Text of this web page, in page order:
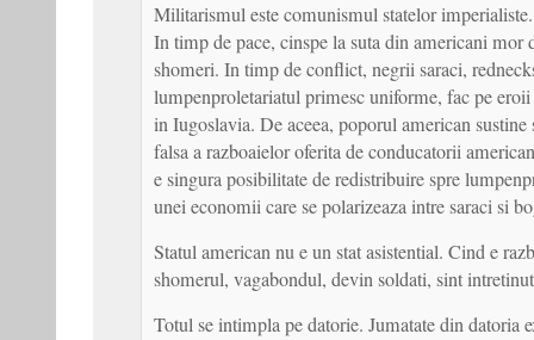
Militarismul este comunismul statelor imperialiste.
In timp de pace, cinspe la suta din americani mor
shomeri. In timp de conflict, negrii saraci,
lumpenproletariatul primesc uniforme, fac pe
in Iugoslavia. De aceea, poporul american
falsa a razboaielor oferita de conducatorii
e singura posibilitate de redistribuire spre
unei economii care se polarizeaza intre saraci si
Statul american nu e un stat asistential. Cind e
shomerul, vagabondul, devin soldati, sint
Totul se intimpla pe datorie. Jumatate din datoria